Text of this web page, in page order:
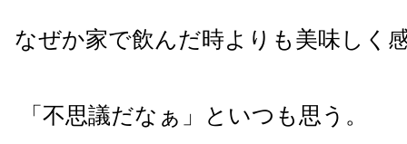
なぜか家で飲んだ時よりも美味しく
「不思議だなぁ」といつも思う。